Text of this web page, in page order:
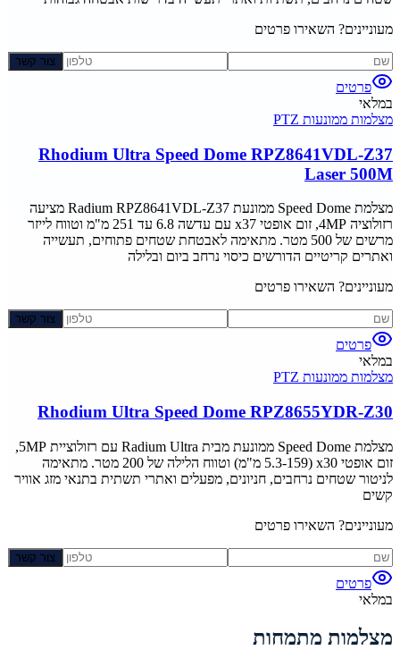
מעוניינים? השאירו פרטים
צור קשר
פרטים
במלאי
מצלמות ממונעות PTZ
Rhodium Ultra Speed Dome RPZ8641VDL-Z37
Laser 500M
מצלמת Speed Dome ממונעת Radium RPZ8641VDL-Z37 מציעה
רזולוציה 4MP, זום אופטי x37 עם עדשה 6.8 עד 251 מ"מ וטווח לייזר
מרשים של 500 מטר. מתאימה לאבטחת שטחים פתוחים, תעשייה
ואתרים קריטיים הדורשים כיסוי נרחב ביום ובלילה
מעוניינים? השאירו פרטים
צור קשר
פרטים
במלאי
מצלמות ממונעות PTZ
Rhodium Ultra Speed Dome RPZ8655YDR-Z30
מצלמת Speed Dome ממונעת מבית Radium Ultra עם רזולוציית 5MP,
זום אופטי x30 (5.3-159 מ"מ) וטווח הלילה של 200 מטר. מתאימה
לניטור שטחים נרחבים, חניונים, מפעלים ואתרי תשתית בתנאי מזג אוויר
קשים
מעוניינים? השאירו פרטים
צור קשר
פרטים
במלאי
מצלמות מתמחות